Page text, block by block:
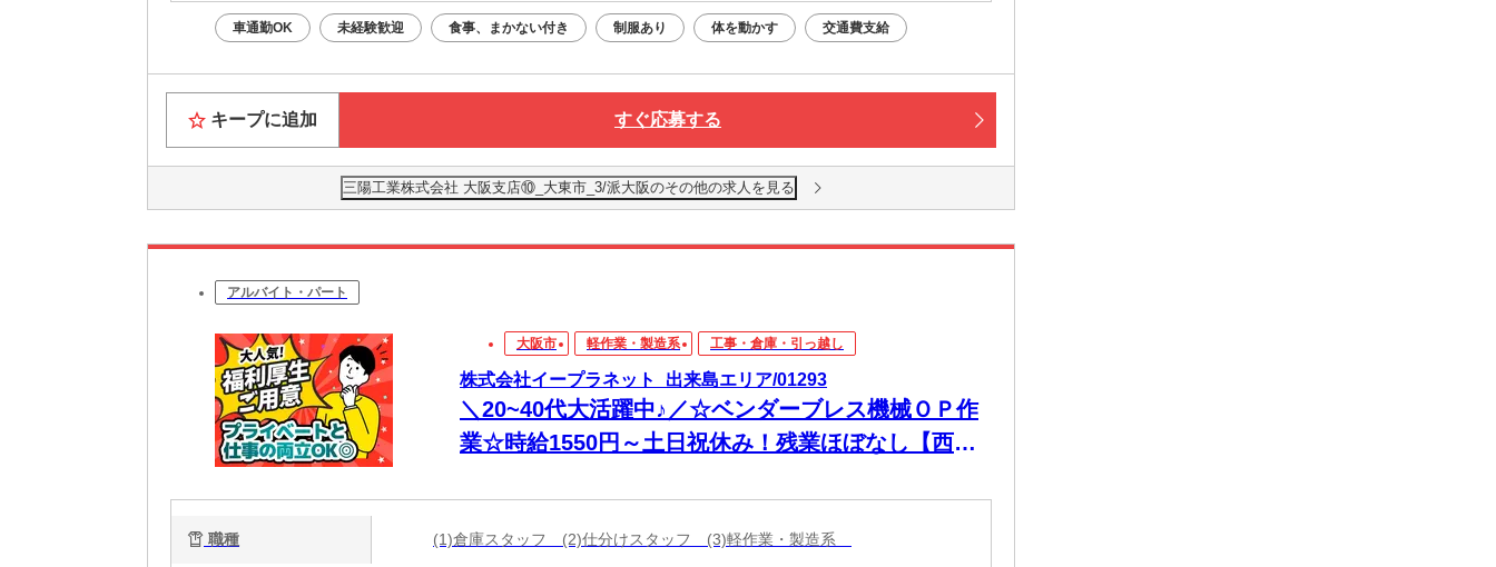
車通勤OK 未経験歓迎 食事、まかない付き 制服あり 体を動かす 交通費支給
キープに追加 すぐ応募する
三陽工業株式会社 大阪支店⑩_大東市_3/派大阪のその他の求人を見る
アルバイト・パート
大阪市 軽作業・製造系 工事・倉庫・引っ越し
株式会社イープラネット_出来島エリア/01293
＼20~40代大活躍中♪／☆ベンダーブレス機械ＯＰ作
業☆時給1550円～土日祝休み！残業ほぼなし【西淀
職種 (1)倉庫スタッフ (2)仕分けスタッフ (3)軽作業・製造系